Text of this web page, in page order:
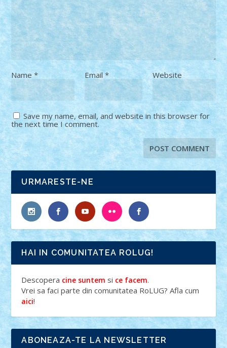
Name* Email* Website
Save my name, email, and website in this browser for
the next time I comment.
URMARESTE-NE
HAI IN COMUNITATEA ROLUG!
Descopera cine suntem si ce facem.
Vrei sa faci parte din comunitatea RoLUG? Afla cum
aici!
ABONEAZA-TE LA NEWSLETTER